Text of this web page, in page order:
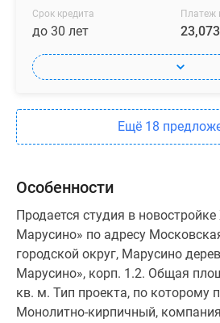
Срок кредита
до 30 лет
Платеж
Ещё 18
Особенности
Продается студия в
Марусино» по адресу
городской округ, Марусино
Марусино», корп. 1.2. Общая
кв. м. Тип проекта, по которому
Монолитно-кирпичный,